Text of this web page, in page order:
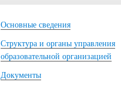
Основные сведения
Структура и органы управления
образовательной организацией
Документы